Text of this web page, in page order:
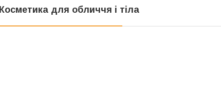
Косметика для обличчя і тіла